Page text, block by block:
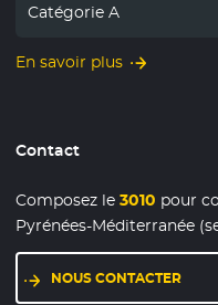
Catégorie A
En savoir plus
Contact
Composez le3010 pour
Pyrénées-Méditerranée
NOUS CONTACTER